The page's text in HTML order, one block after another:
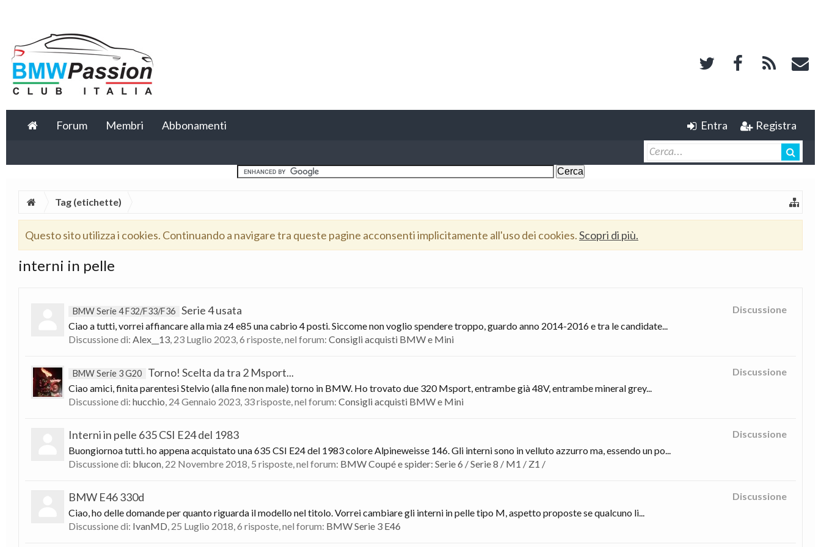
Forum Membri Abbonamenti Entra Registra
Tag (etichette)
Questo sito utilizza i cookies. Continuando a navigare tra queste pagine acconsenti implicitamente all'uso dei cookies.Scopri di più.
interni in pelle
Discussione
BMW Serie 4 F32/F33/F36 Serie 4 usata
Ciao a tutti, vorrei affiancare alla mia z4 e85 una cabrio 4 posti. Siccome non voglio spendere troppo, guardo anno 2014-2016 e tra le candidate...
Discussione di: Alex__13, 23 Luglio 2023, 6 risposte, nel forum: Consigli acquisti BMW e Mini
Discussione
BMW Serie 3 G20 Torno! Scelta da tra 2 Msport...
Ciao amici, finita parentesi Stelvio (alla fine non male) torno in BMW. Ho trovato due 320 Msport, entrambe già 48V, entrambe mineral grey...
Discussione di: hucchio, 24 Gennaio 2023, 33 risposte, nel forum: Consigli acquisti BMW e Mini
Discussione
Interni in pelle 635 CSI E24 del 1983
Buongiornoa tutti. ho appena acquistato una 635 CSI E24 del 1983 colore Alpineweisse 146. Gli interni sono in velluto azzurro ma, essendo un po...
Discussione di: blucon, 22 Novembre 2018, 5 risposte, nel forum: BMW Coupé e spider: Serie 6 / Serie 8 / M1 / Z1 /
Discussione
BMW E46 330d
Ciao, ho delle domande per quanto riguarda il modello nel titolo. Vorrei cambiare gli interni in pelle tipo M, aspetto proposte se qualcuno li...
Discussione di: IvanMD, 25 Luglio 2018, 6 risposte, nel forum: BMW Serie 3 E46